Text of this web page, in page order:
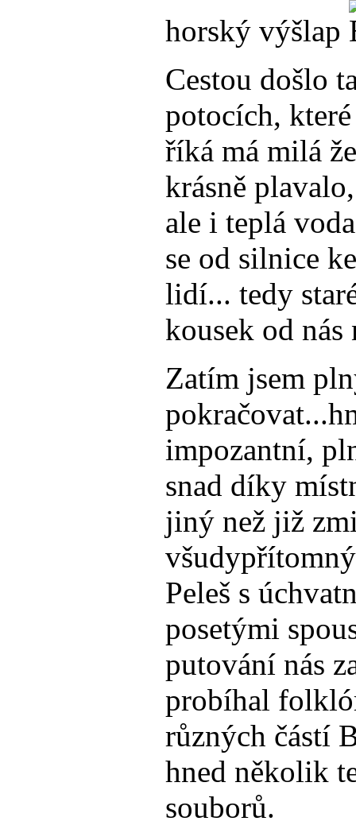
horský výšlap
Cestou došlo
potocích,
říká má milá
krásně
ale i teplá
se od silnice
lidí... tedy
kousek od nás
Zatím jsem
impozantní,
snad díky
jiný než již
Peleš s
posetými
putování nás
probíhal
různých částí
hned několik
souborů.